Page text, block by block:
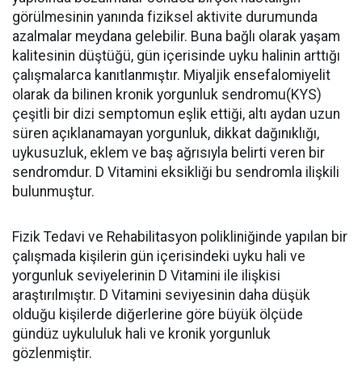
görülmesinin yanında fiziksel aktivite durumunda
azalmalar meydana gelebilir. Buna bağlı olarak yaşam
kalitesinin düştüğü, gün içerisinde uyku halinin arttığı
çalışmalarca kanıtlanmıştır. Miyaljik ensefalomiyelit
olarak da bilinen kronik yorgunluk sendromu(KYS)
çeşitli bir dizi semptomun eşlik ettiği, altı aydan uzun
süren açıklanamayan yorgunluk, dikkat dağınıklığı,
uykusuzluk, eklem ve baş ağrısıyla belirti veren bir
sendromdur. D Vitamini eksikliği bu sendromla ilişkili
bulunmuştur.
Fizik Tedavi ve Rehabilitasyon polikliniğinde yapılan bir
çalışmada kişilerin gün içerisindeki uyku hali ve
yorgunluk seviyelerinin D Vitamini ile ilişkisi
araştırılmıştır. D Vitamini seviyesinin daha düşük
olduğu kişilerde diğerlerine göre büyük ölçüde
gündüz uykululuk hali ve kronik yorgunluk
gözlenmiştir.